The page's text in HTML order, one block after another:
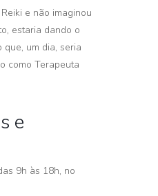
e não imaginou
estaria dando o
um dia, seria
como Terapeuta
e
9h às 18h, no